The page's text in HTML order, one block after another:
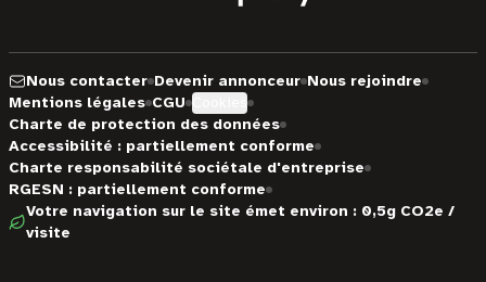
Nous contacter Devenir annonceur Nous rejoindre
Mentions légales CGU
Charte de protection des données
Accessibilité : partiellement conforme
Charte responsabilité sociétale d'entreprise
RGESN : partiellement conforme
Votre navigation sur le site émet environ : 0,5g CO2e /
visite